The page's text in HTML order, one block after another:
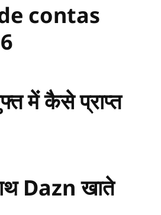
contas
में कैसे प्राप्त
Dazn खाते